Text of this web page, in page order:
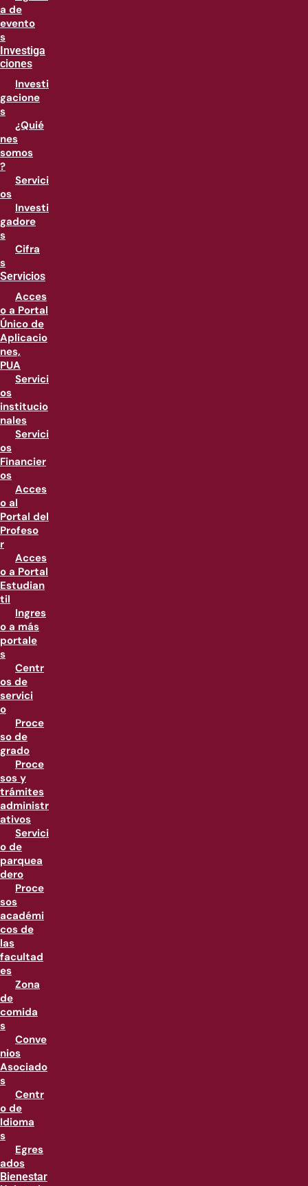
a de
evento
s
Investiga
ciones
Investi
gacione
s
¿Quié
nes
somos
?
Servici
os
Investi
gadore
s
Cifra
s
Servicios
Acces
o a Portal
Único de
Aplicacio
nes,
PUA
Servici
os
institucio
nales
Servici
os
Financier
os
Acces
o al
Portal del
Profeso
r
Acces
o a Portal
Estudian
til
Ingres
o a más
portale
s
Centr
os de
servici
o
Proce
so de
grado
Proce
sos y
trámites
administr
ativos
Servici
o de
parquea
dero
Proce
sos
académi
cos de
las
facultad
es
Zona
de
comida
s
Conve
nios
Asociado
s
Centr
o de
Idioma
s
Egres
ados
Bienestar